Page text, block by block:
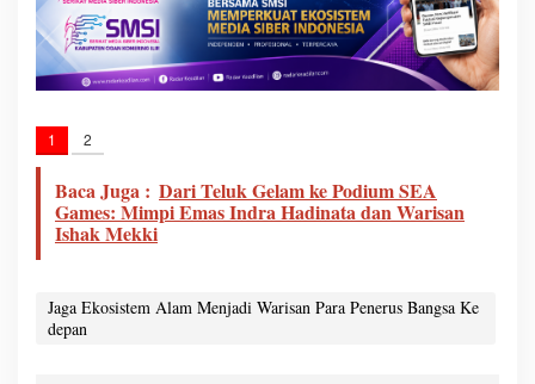
1 2
Baca Juga : Dari Teluk Gelam ke Podium SEA
Games: Mimpi Emas Indra Hadinata dan Warisan
Ishak Mekki
Jaga Ekosistem Alam Menjadi Warisan Para Penerus Bangsa Ke
depan